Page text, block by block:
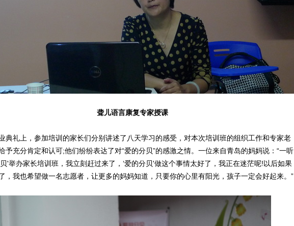
聋儿语言康复专家授课
礼上，参加培训的家长们分别讲述了八天学习的感受，对本次培训班的组织工作和专家老
予充分肯定和认可;他们纷纷表达了对“爱的分贝”的感激之情。一位来自青岛的妈妈说：“一听
贝'举办家长培训班，我立刻赶过来了，‘爱的分贝'做这个事情太好了，我正在迷茫呢!以后如果
，我也希望做一名志愿者，让更多的妈妈知道，只要你的心里有阳光，孩子一定会好起来。”